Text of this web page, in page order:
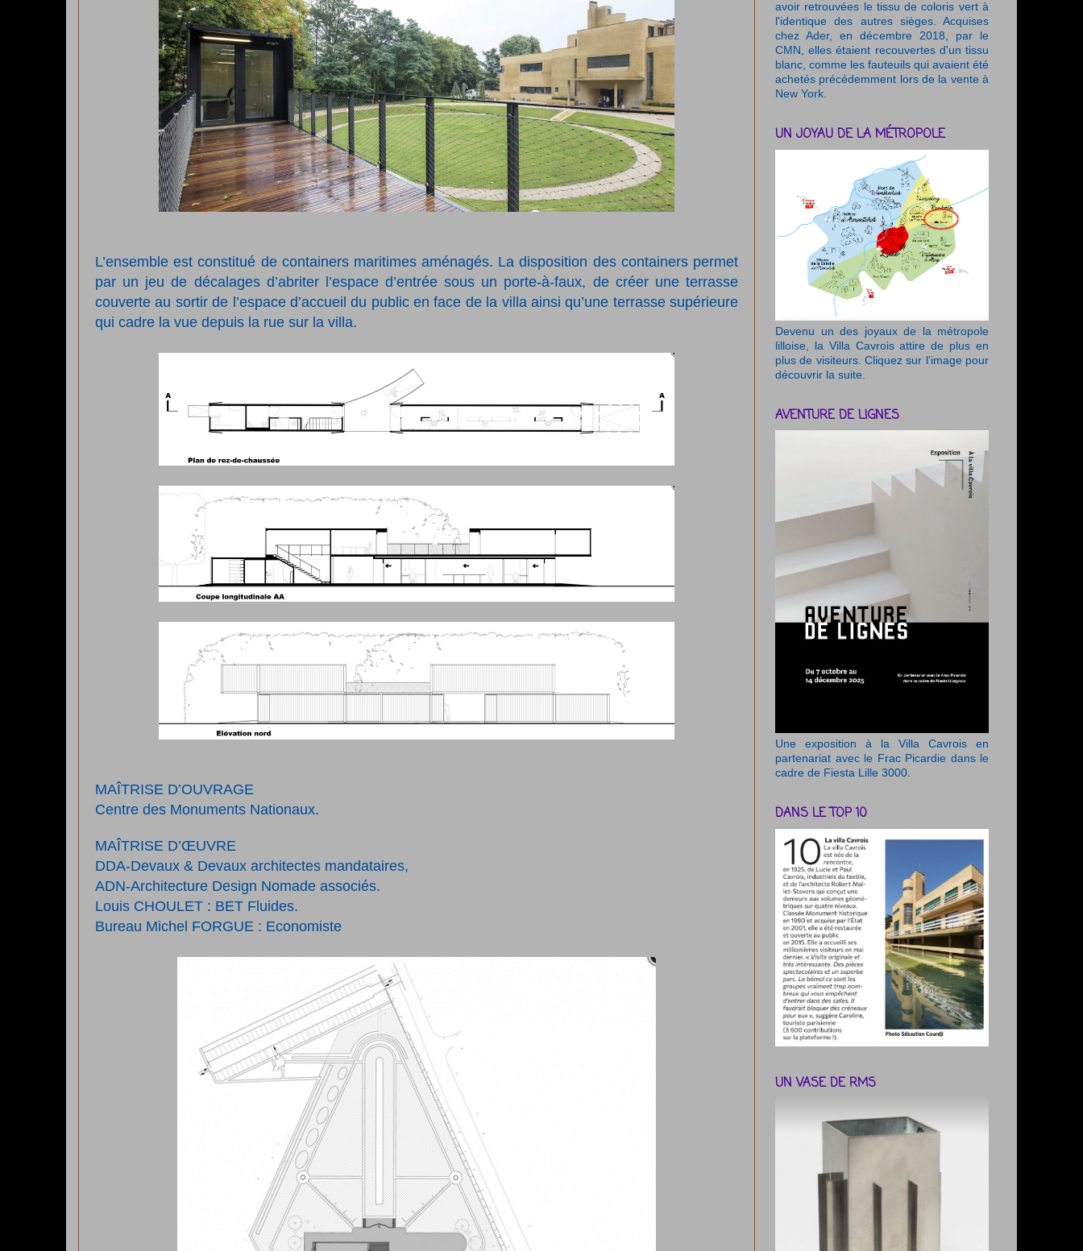
L’ensemble est constitué de containers maritimes aménagés. La disposition des containers permet
par un jeu de décalages d’abriter l’espace d’entrée sous un porte-à-faux, de créer une terrasse
couverte au sortir de l’espace d’accueil du public en face de la villa ainsi qu’une terrasse supérieure
qui cadre la vue depuis la rue sur la villa.
MAÎTRISE D’OUVRAGE
Centre des Monuments Nationaux.
MAÎTRISE D’ŒUVRE
DDA-Devaux & Devaux architectes mandataires,
ADN-Architecture Design Nomade associés.
Louis CHOULET : BET Fluides.
Bureau Michel FORGUE : Economiste
avoir retrouvées le tissu de coloris vert à
l'identique des autres sièges. Acquises
chez Ader, en décembre 2018, par le
CMN, elles étaient recouvertes d'un tissu
blanc, comme les fauteuils qui avaient été
achetés précédemment lors de la vente à
New York.
UN JOYAU DE LA MÉTROPOLE
Devenu un des joyaux de la métropole
lilloise, la Villa Cavrois attire de plus en
plus de visiteurs. Cliquez sur l'image pour
découvrir la suite.
AVENTURE DE LIGNES
Une exposition à la Villa Cavrois en
partenariat avec le Frac Picardie dans le
cadre de Fiesta Lille 3000.
DANS LE TOP 10
UN VASE DE RMS